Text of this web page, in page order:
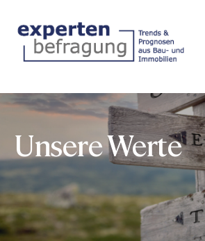
Unsere Werte